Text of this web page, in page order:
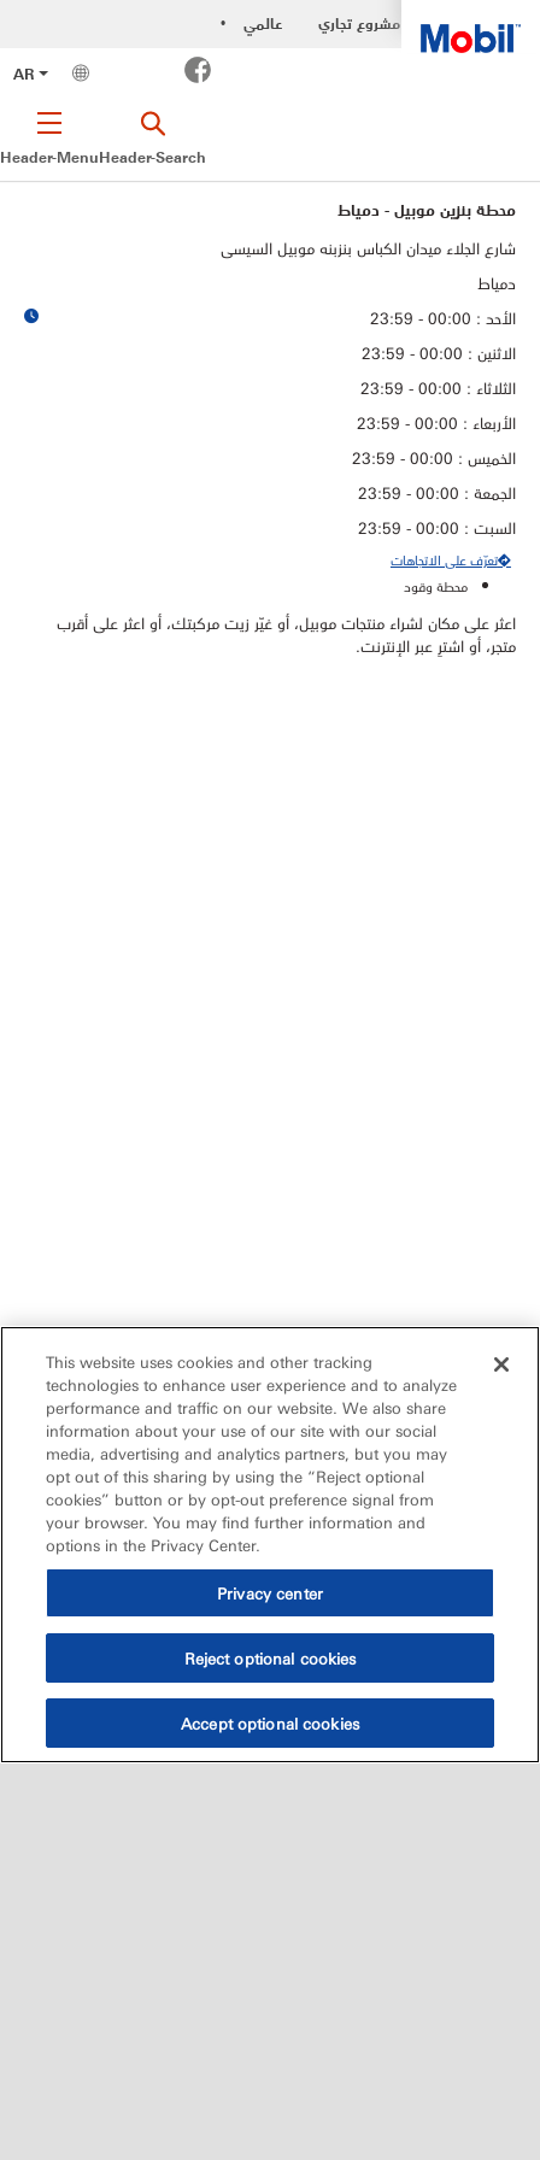
مشروع تجاري •
عالمي
AR
Facebook
Header-MenuHeader-Search
محطة بنزين موبيل - دمياط
شارع الجلاء ميدان الكباس بنزبنه موبيل السيسى
دمياط
الأحد : 00:00 - 23:59
الاثنين : 00:00 - 23:59
الثلاثاء : 00:00 - 23:59
الأربعاء : 00:00 - 23:59
الخميس : 00:00 - 23:59
الجمعة : 00:00 - 23:59
السبت : 00:00 - 23:59
تعرّف على الاتجاهات
محطة وقود
اعثر على مكان لشراء منتجات موبيل، أو غيّر زيت مركبتك، أو اعثر على أقرب
متجر، أو اشترِ عبر الإنترنت.
This website uses cookies and other tracking
technologies to enhance user experience and to analyze
performance and traffic on our website. We also share
information about your use of our site with our social
media, advertising and analytics partners, but you may
opt out of this sharing by using the “Reject optional
cookies” button or by opt-out preference signal from
your browser. You may find further information and
options in the Privacy Center.
Privacy center
Reject optional cookies
Accept optional cookies